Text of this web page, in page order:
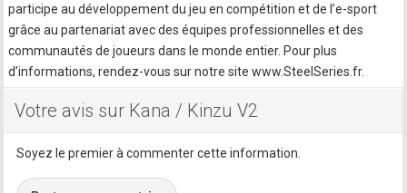
participe au développement du jeu en compétition et de l’e-sport
grâce au partenariat avec des équipes professionnelles et des
communautés de joueurs dans le monde entier. Pour plus
d’informations, rendez-vous sur notre site www.SteelSeries.fr.
Votre avis sur Kana / Kinzu V2
Soyez le premier à commenter cette information.